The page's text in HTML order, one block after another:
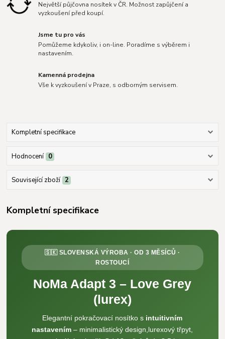
Největší půjčovna nosítek v ČR. Možnost zapůjčení a
vyzkoušení před koupí.
Jsme tu pro vás
Pomůžeme kdykoliv, i on-line. Poradíme s výběrem i
nastavením.
Kamenná prodejna
Vše k vyzkoušení v Praze, s odborným servisem.
Kompletní specifikace
Hodnocení 0
Související zboží 2
Kompletní specifikace
🇸🇰 SLOVENSKÁ VÝROBA · OD 3 MĚSÍCŮ ·
ROSTOUCÍ
NoMa Adapt 3 – Love Grey
(lurex)
Elegantní pokračovací nosítko s intuitivním
nastavením – minimalistický design,lurexový třpyt,